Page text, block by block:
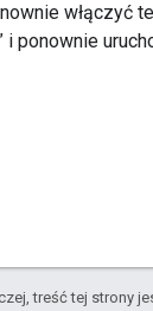
włączyć
i ponownie
treść tej strony